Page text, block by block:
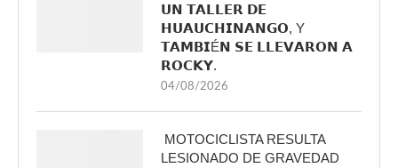
𝗨𝗡 𝗧𝗔𝗟𝗟𝗘𝗥 𝗗𝗘
𝗛𝗨𝗔𝗨𝗖𝗛𝗜𝗡𝗔𝗡𝗚𝗢, Y
𝗧𝗔𝗠𝗕𝗜É𝗡 𝗦𝗘 𝗟𝗟𝗘𝗩𝗔𝗥𝗢𝗡 𝗔
𝗥𝗢𝗖𝗞𝗬.
04/08/2026
MOTOCICLISTA RESULTA
LESIONADO DE GRAVEDAD